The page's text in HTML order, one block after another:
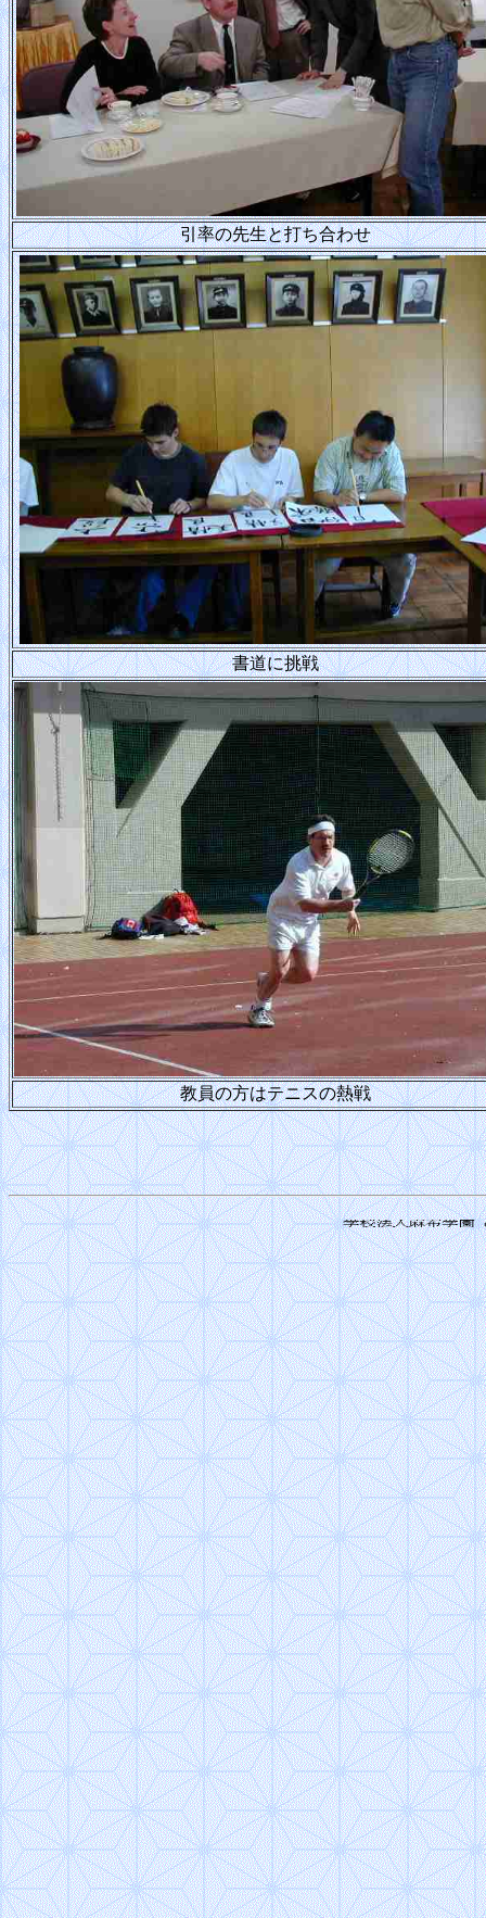
引率の先生と打ち合わせ
書道に挑戦
教員の方はテニスの熱戦